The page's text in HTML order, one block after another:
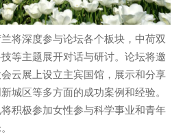
将深度参与论坛各个板块，中荷双
等主题展开对话与研讨。论坛将邀
云展上设立主宾国馆，展示和分享
城区等多方面的成功案例和经验。
积极参加女性参与科学事业和青年